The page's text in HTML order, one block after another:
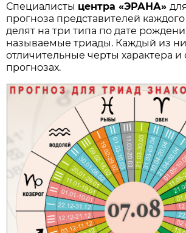
Специалисты центра «ЭРАНА»
прогноза представителей каждого
делят на три типа по дате
называемые триады. Каждый из
отличительные черты характера и
прогнозах.